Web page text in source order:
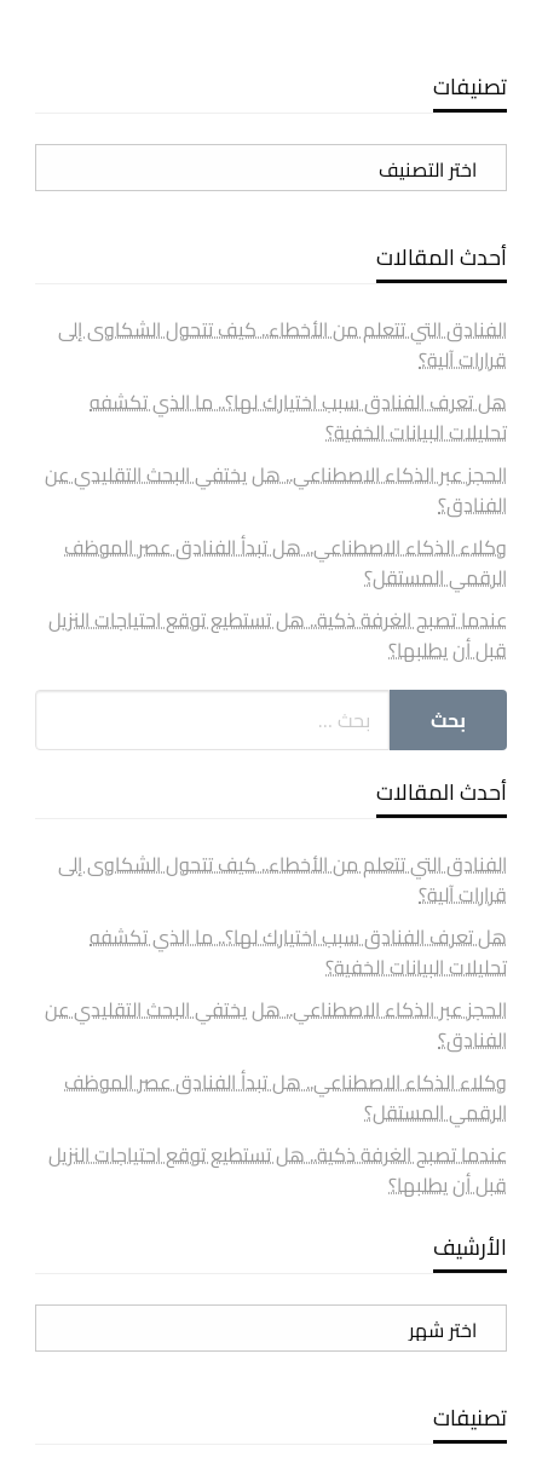
تصنيفات
تصنيفات
أحدث المقالات
الفنادق التي تتعلم من الأخطاء.. كيف تتحول الشكاوى إلى
قرارات آلية؟
هل تعرف الفنادق سبب اختيارك لها؟.. ما الذي تكشفه
تحليلات البيانات الخفية؟
الحجز عبر الذكاء الاصطناعي.. هل يختفي البحث التقليدي عن
الفنادق؟
وكلاء الذكاء الاصطناعي.. هل تبدأ الفنادق عصر الموظف
الرقمي المستقل؟
عندما تصبح الغرفة ذكية.. هل تستطيع توقع احتياجات النزيل
قبل أن يطلبها؟
أحدث المقالات
الفنادق التي تتعلم من الأخطاء.. كيف تتحول الشكاوى إلى
قرارات آلية؟
هل تعرف الفنادق سبب اختيارك لها؟.. ما الذي تكشفه
تحليلات البيانات الخفية؟
الحجز عبر الذكاء الاصطناعي.. هل يختفي البحث التقليدي عن
الفنادق؟
وكلاء الذكاء الاصطناعي.. هل تبدأ الفنادق عصر الموظف
الرقمي المستقل؟
عندما تصبح الغرفة ذكية.. هل تستطيع توقع احتياجات النزيل
قبل أن يطلبها؟
الأرشيف
الأرشيف
تصنيفات